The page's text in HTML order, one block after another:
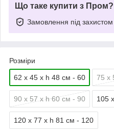
Що таке купити з Пром?
Замовлення під захистом
Розміри
62 x 45 x h 48 cм - 60 75 x
90 x 57 x h 60 cм - 90 105
120 x 77 x h 81 cм - 120